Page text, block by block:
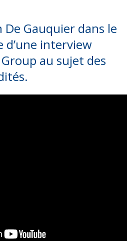
De Gauquier dans le
d’une interview
au sujet des